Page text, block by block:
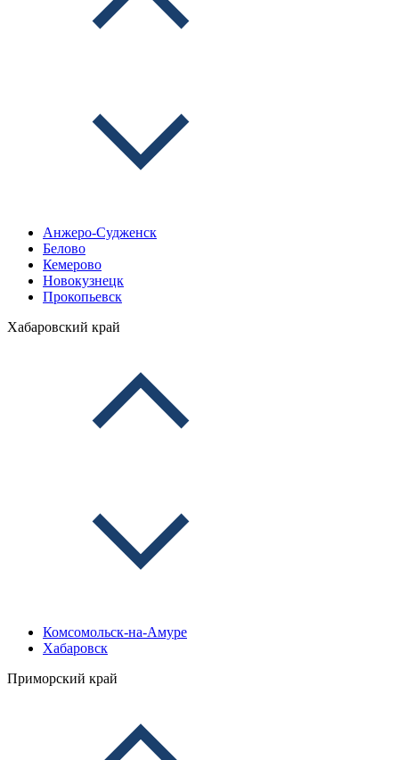
Анжеро-Судженск
Белово
Кемерово
Новокузнецк
Прокопьевск
Хабаровский край
Комсомольск-на-Амуре
Хабаровск
Приморский край